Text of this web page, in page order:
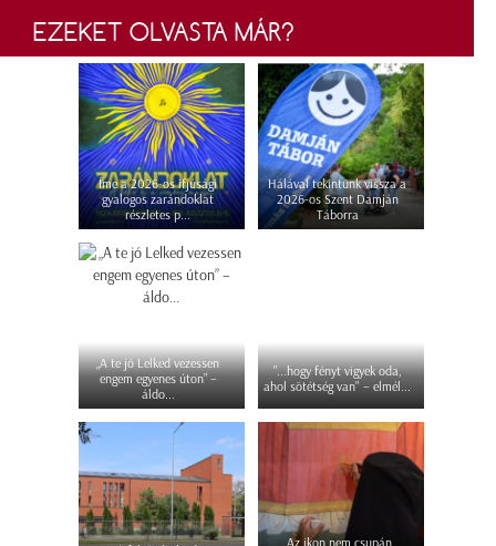
EZEKET OLVASTA MÁR?
Íme a 2026-os ifjúsági
gyalogos zarándoklat
részletes p...
Hálával tekintünk vissza a
2026-os Szent Damján
Táborra
„A te jó Lelked vezessen
engem egyenes úton” –
áldo...
"...hogy fényt vigyek oda,
ahol sötétség van" – elmél...
„Az ikon nem csupán